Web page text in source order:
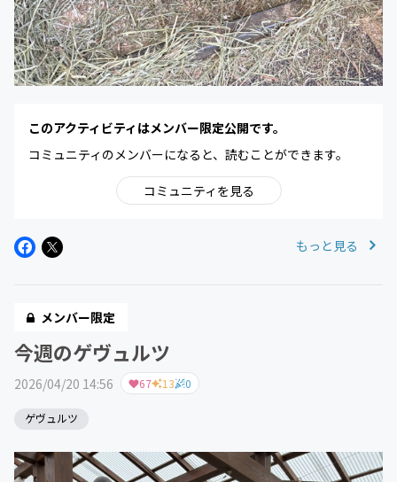
このアクティビティはメンバー限定公開です。
コミュニティのメンバーになると、読むことができます。
コミュニティを見る
もっと見る
メンバー限定
今週のゲヴュルツ
2026/04/20 14:56 67 13 0
ゲヴュルツ